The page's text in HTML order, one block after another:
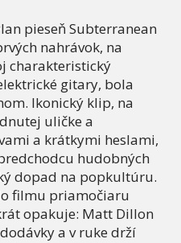
pieseň Subterranean
nahrávok, na
charakteristický
gitary, bola
Ikonický klip, na
uličke a
a krátkymi heslami,
hudobných
dopad na popkultúru.
filmu priamočiaru
opakuje: Matt Dillon
a v ruke drží